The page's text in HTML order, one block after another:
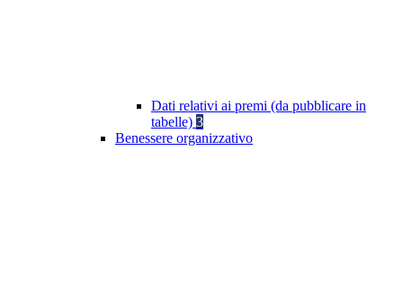
Dati relativi ai premi (da pubblicare in
tabelle) 3
Benessere organizzativo